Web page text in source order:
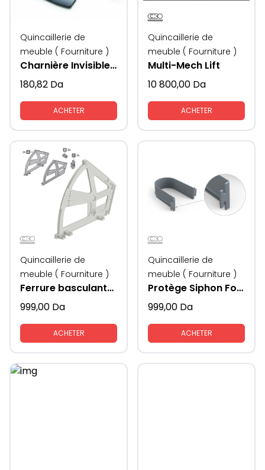
Quincaillerie de
meuble ( Fourniture )
Charnière Invisible avec fermeture silencieuse
180,82 Da
ACHETER
Quincaillerie de
meuble ( Fourniture )
Multi-Mech Lift
10 800,00 Da
ACHETER
Quincaillerie de
meuble ( Fourniture )
Ferrure basculante, pour armoire à chaussure
999,00 Da
ACHETER
Quincaillerie de
meuble ( Fourniture )
Protège Siphon Forme U
999,00 Da
ACHETER